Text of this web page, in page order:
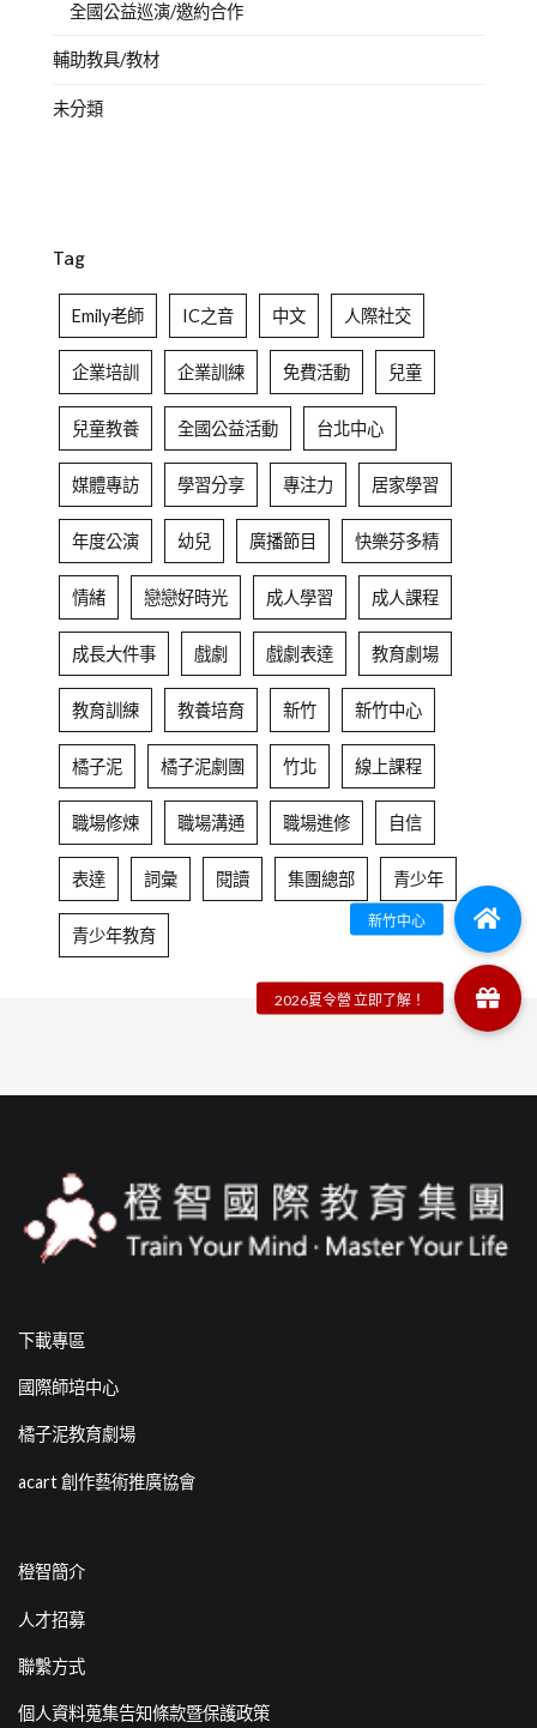
全國公益巡演/邀約合作
輔助教具/教材
未分類
Tag
Emily老師 IC之音 中文 人際社交
企業培訓 企業訓練 免費活動 兒童
兒童教養 全國公益活動 台北中心
媒體專訪 學習分享 專注力 居家學習
年度公演 幼兒 廣播節目 快樂芬多精
情緒 戀戀好時光 成人學習 成人課程
成長大件事 戲劇 戲劇表達 教育劇場
教育訓練 教養培育 新竹 新竹中心
橘子泥 橘子泥劇團 竹北 線上課程
職場修煉 職場溝通 職場進修 自信
表達 詞彙 閱讀 集團總部 青少年
青少年教育
下載專區
國際師培中心
橘子泥教育劇場
acart 創作藝術推廣協會
橙智簡介
人才招募
聯繫方式
個人資料蒐集告知條款暨保護政策